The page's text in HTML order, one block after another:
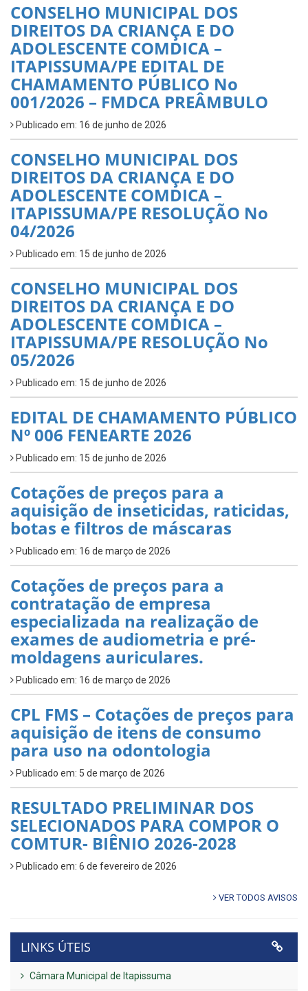
CONSELHO MUNICIPAL DOS
DIREITOS DA CRIANÇA E DO
ADOLESCENTE COMDICA –
ITAPISSUMA/PE EDITAL DE
CHAMAMENTO PÚBLICO No
001/2026 – FMDCA PREÂMBULO
Publicado em: 16 de junho de 2026
CONSELHO MUNICIPAL DOS
DIREITOS DA CRIANÇA E DO
ADOLESCENTE COMDICA –
ITAPISSUMA/PE RESOLUÇÃO No
04/2026
Publicado em: 15 de junho de 2026
CONSELHO MUNICIPAL DOS
DIREITOS DA CRIANÇA E DO
ADOLESCENTE COMDICA –
ITAPISSUMA/PE RESOLUÇÃO No
05/2026
Publicado em: 15 de junho de 2026
EDITAL DE CHAMAMENTO PÚBLICO
Nº 006 FENEARTE 2026
Publicado em: 15 de junho de 2026
Cotações de preços para a
aquisição de inseticidas, raticidas,
botas e filtros de máscaras
Publicado em: 16 de março de 2026
Cotações de preços para a
contratação de empresa
especializada na realização de
exames de audiometria e pré-
moldagens auriculares.
Publicado em: 16 de março de 2026
CPL FMS – Cotações de preços para
aquisição de itens de consumo
para uso na odontologia
Publicado em: 5 de março de 2026
RESULTADO PRELIMINAR DOS
SELECIONADOS PARA COMPOR O
COMTUR- BIÊNIO 2026-2028
Publicado em: 6 de fevereiro de 2026
VER TODOS AVISOS
LINKS ÚTEIS
Câmara Municipal de Itapissuma